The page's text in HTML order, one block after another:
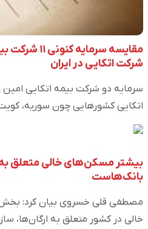
شرکت اتکایی در ایران
سرمایه دو شرکت بیمه اتکایی امین
اتکایی کشورهایی چون سوریه،
بیشتر مسکن‌های خالی متعلق به
بانک‌هاست
خالی در کشور متعلق به ارگان‌ها،